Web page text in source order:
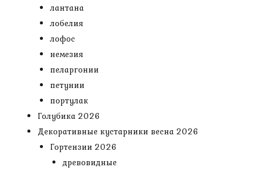
лантана
лобелия
лофос
немезия
пеларгонии
петунии
портулак
Голубика 2026
Декоративные кустарники весна 2026
Гортензии 2026
древовидные